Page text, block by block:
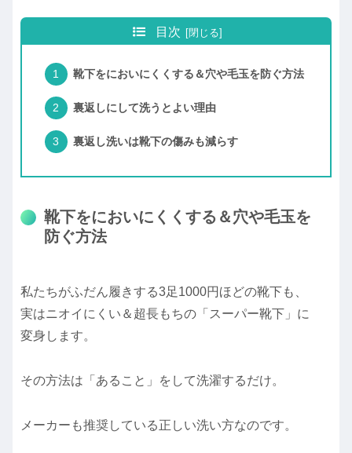
目次
靴下をにおいにくくする＆穴や毛玉を防ぐ方法
裏返しにして洗うとよい理由
裏返し洗いは靴下の傷みも減らす
靴下をにおいにくくする＆穴や毛玉を
防ぐ方法
私たちがふだん履きする3足1000円ほどの靴下も、
実はニオイにくい＆超長もちの「スーパー靴下」に
変身します。
その方法は「あること」をして洗濯するだけ。
メーカーも推奨している正しい洗い方なのです。